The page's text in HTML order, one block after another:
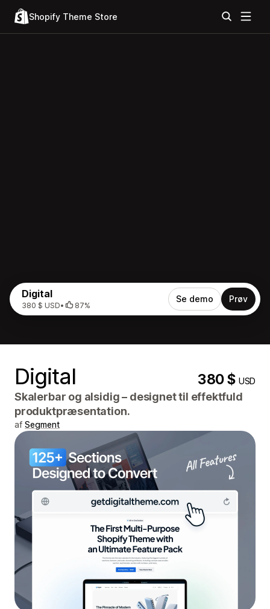
Shopify Theme Store
Digital
380 $ USD• 87%
Se demo Prøv
Digital 380 $USD
Skalerbar og alsidig – designet til effektfuld
produktpræsentation.
af Segment